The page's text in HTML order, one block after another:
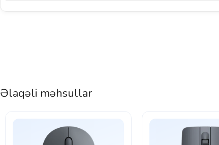
Əlaqəli məhsullar